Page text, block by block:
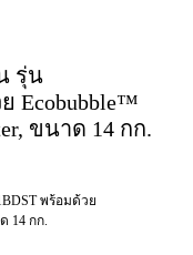
รุ่น
Ecobubble™
ขนาด 14 กก.
พร้อมด้วย
14 กก.